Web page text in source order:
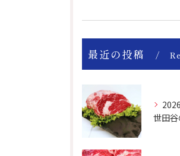
最近の投稿